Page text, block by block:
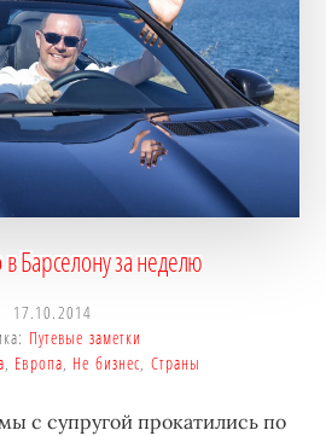
Барселону за неделю
17.10.2014
Путевые заметки
, Европа, Не бизнес, Страны
с супругой прокатились по